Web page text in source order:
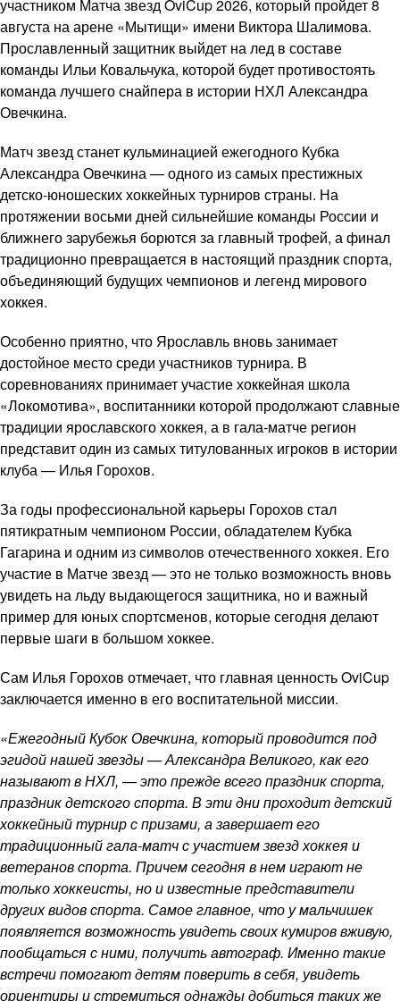
участником Матча звезд OviCup 2026, который пройдет 8
августа на арене «Мытищи» имени Виктора Шалимова.
Прославленный защитник выйдет на лед в составе
команды Ильи Ковальчука, которой будет противостоять
команда лучшего снайпера в истории НХЛ Александра
Овечкина.
Матч звезд станет кульминацией ежегодного Кубка
Александра Овечкина — одного из самых престижных
детско-юношеских хоккейных турниров страны. На
протяжении восьми дней сильнейшие команды России и
ближнего зарубежья борются за главный трофей, а финал
традиционно превращается в настоящий праздник спорта,
объединяющий будущих чемпионов и легенд мирового
хоккея.
Особенно приятно, что Ярославль вновь занимает
достойное место среди участников турнира. В
соревнованиях принимает участие хоккейная школа
«Локомотива», воспитанники которой продолжают славные
традиции ярославского хоккея, а в гала-матче регион
представит один из самых титулованных игроков в истории
клуба — Илья Горохов.
За годы профессиональной карьеры Горохов стал
пятикратным чемпионом России, обладателем Кубка
Гагарина и одним из символов отечественного хоккея. Его
участие в Матче звезд — это не только возможность вновь
увидеть на льду выдающегося защитника, но и важный
пример для юных спортсменов, которые сегодня делают
первые шаги в большом хоккее.
Сам Илья Горохов отмечает, что главная ценность OviCup
заключается именно в его воспитательной миссии.
«Ежегодный Кубок Овечкина, который проводится под
эгидой нашей звезды — Александра Великого, как его
называют в НХЛ, — это прежде всего праздник спорта,
праздник детского спорта. В эти дни проходит детский
хоккейный турнир с призами, а завершает его
традиционный гала-матч с участием звезд хоккея и
ветеранов спорта. Причем сегодня в нем играют не
только хоккеисты, но и известные представители
других видов спорта. Самое главное, что у мальчишек
появляется возможность увидеть своих кумиров вживую,
пообщаться с ними, получить автограф. Именно такие
встречи помогают детям поверить в себя, увидеть
ориентиры и стремиться однажды добиться таких же